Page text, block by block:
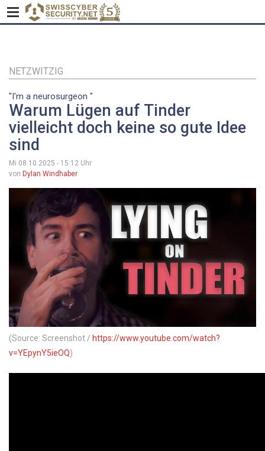
Inhalt
NETZWITZIG
"I'm a neurosurgeon "
Warum Lügen auf Tinder
vielleicht doch keine so gute Idee
sind
Mi 08.10.2025 - 15:12 Uhr
von Dylan Windhaber
(Source: Screenshot / https://www.youtube.com/watch?
v=YEpynY5ieOQ)